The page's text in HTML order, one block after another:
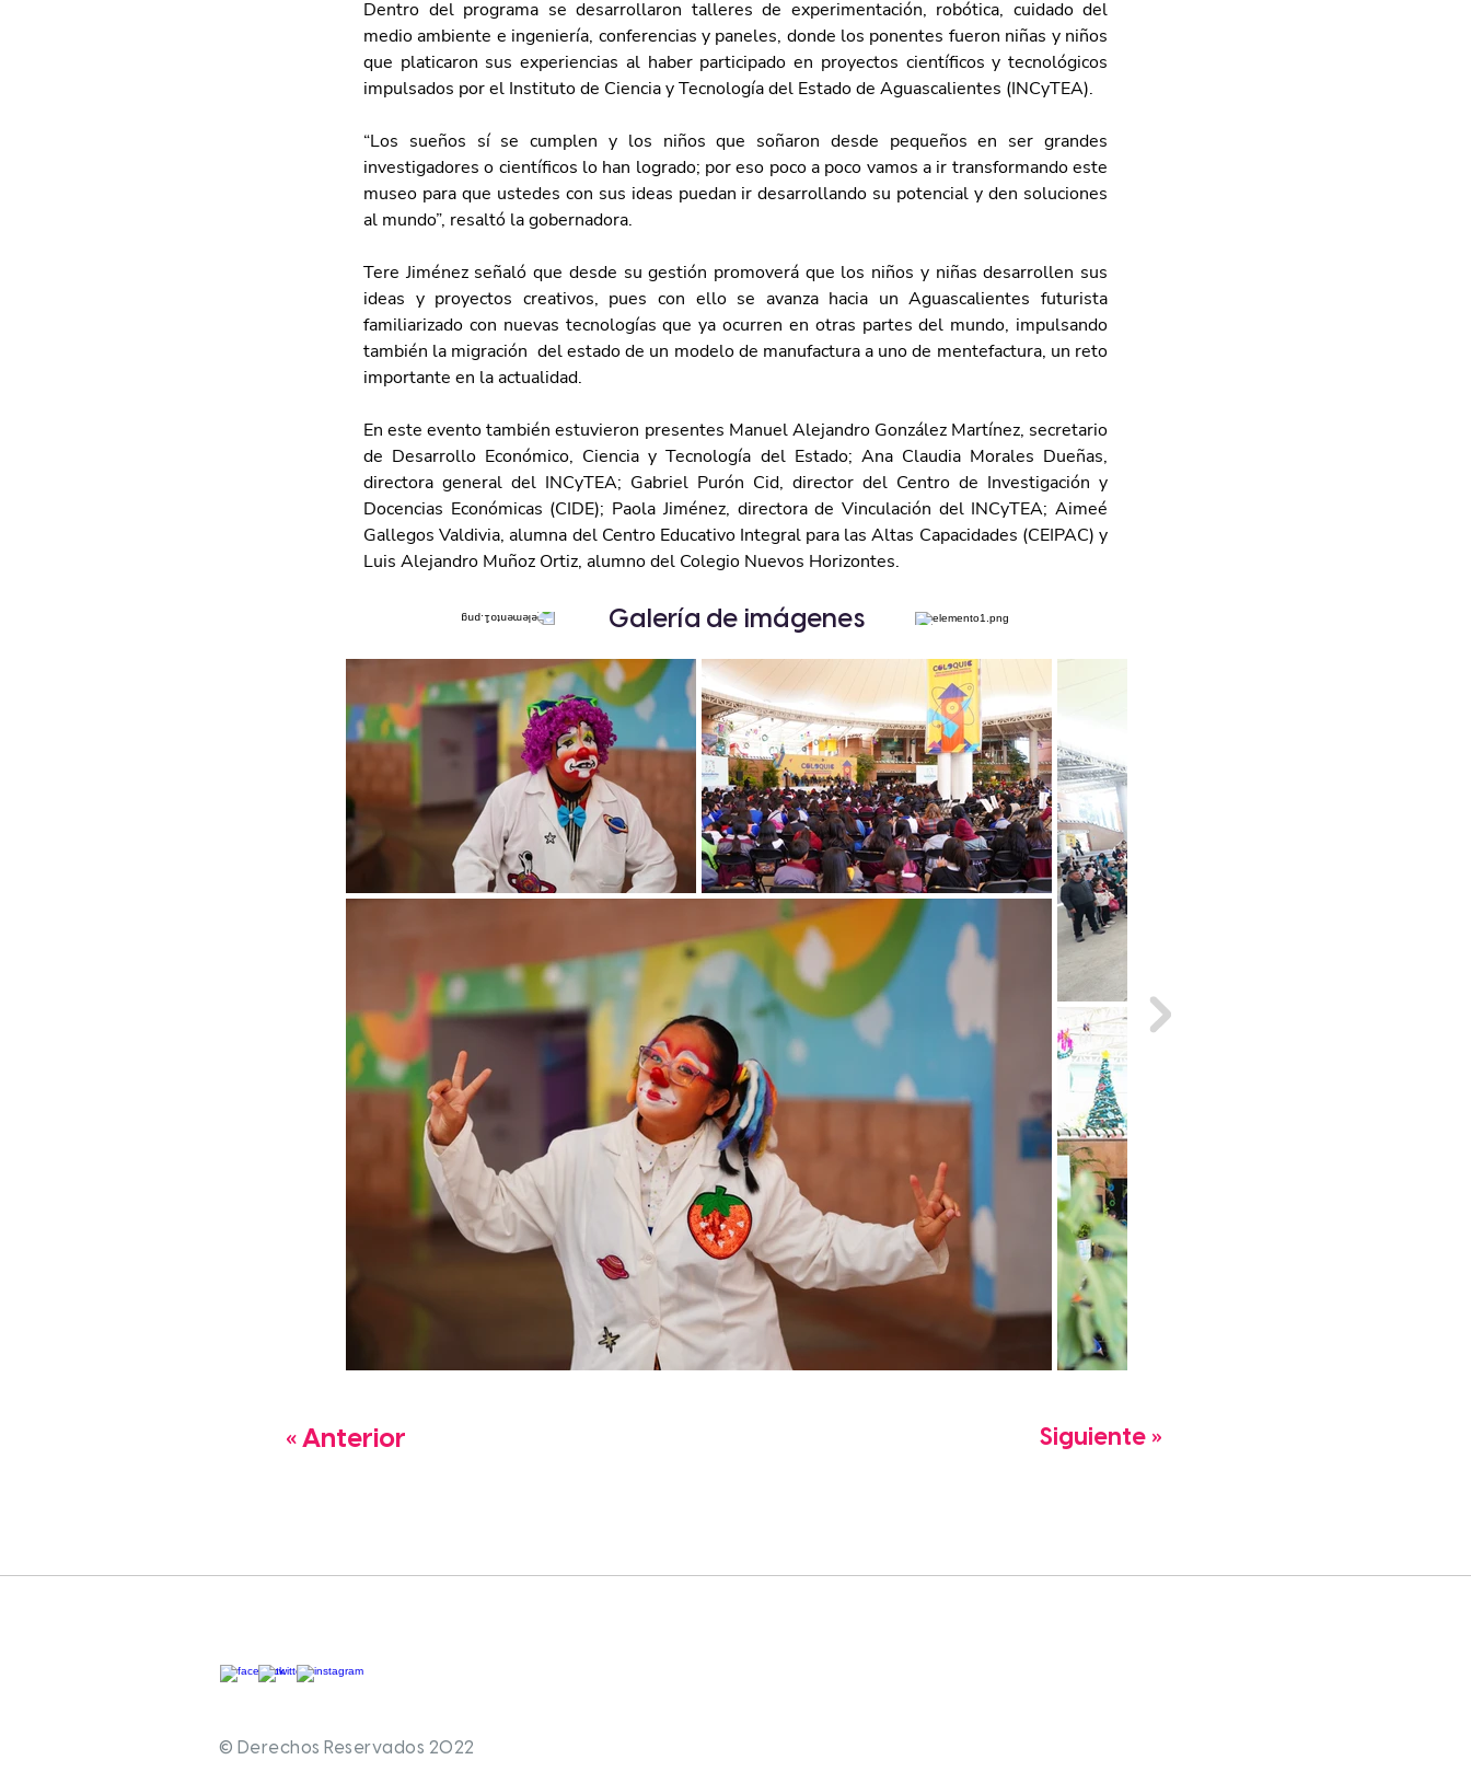
Dentro del programa se desarrollaron talleres de experimentación, robótica, cuidado del
medio ambiente e ingeniería, conferencias y paneles, donde los ponentes fueron niñas y niños
que platicaron sus experiencias al haber participado en proyectos científicos y tecnológicos
impulsados por el Instituto de Ciencia y Tecnología del Estado de Aguascalientes (INCyTEA).
“Los sueños sí se cumplen y los niños que soñaron desde pequeños en ser grandes
investigadores o científicos lo han logrado; por eso poco a poco vamos a ir transformando este
museo para que ustedes con sus ideas puedan ir desarrollando su potencial y den soluciones
al mundo”, resaltó la gobernadora.
Tere Jiménez señaló que desde su gestión promoverá que los niños y niñas desarrollen sus
ideas y proyectos creativos, pues con ello se avanza hacia un Aguascalientes futurista
familiarizado con nuevas tecnologías que ya ocurren en otras partes del mundo, impulsando
también la migración  del estado de un modelo de manufactura a uno de mentefactura, un reto
importante en la actualidad.
En este evento también estuvieron presentes Manuel Alejandro González Martínez, secretario
de Desarrollo Económico, Ciencia y Tecnología del Estado; Ana Claudia Morales Dueñas,
directora general del INCyTEA; Gabriel Purón Cid, director del Centro de Investigación y
Docencias Económicas (CIDE); Paola Jiménez, directora de Vinculación del INCyTEA; Aimeé
Gallegos Valdivia, alumna del Centro Educativo Integral para las Altas Capacidades (CEIPAC) y
Luis Alejandro Muñoz Ortiz, alumno del Colegio Nuevos Horizontes.
Galería de imágenes
« Anterior Siguiente »
© Derechos Reservados 2022